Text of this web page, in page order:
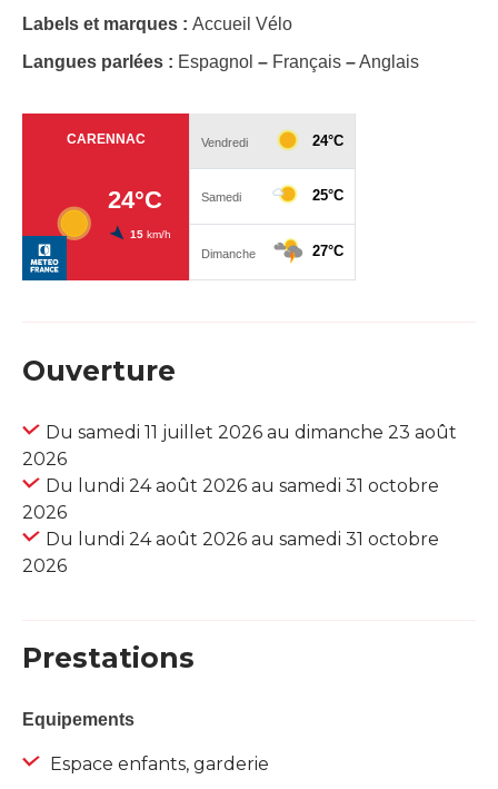
Labels et marques : Accueil Vélo
Langues parlées : Espagnol – Français –Anglais
Ouverture
Du samedi 11 juillet 2026 au dimanche 23 août
2026
Du lundi 24 août 2026 au samedi 31 octobre
2026
Du lundi 24 août 2026 au samedi 31 octobre
2026
Prestations
Equipements
Espace enfants, garderie